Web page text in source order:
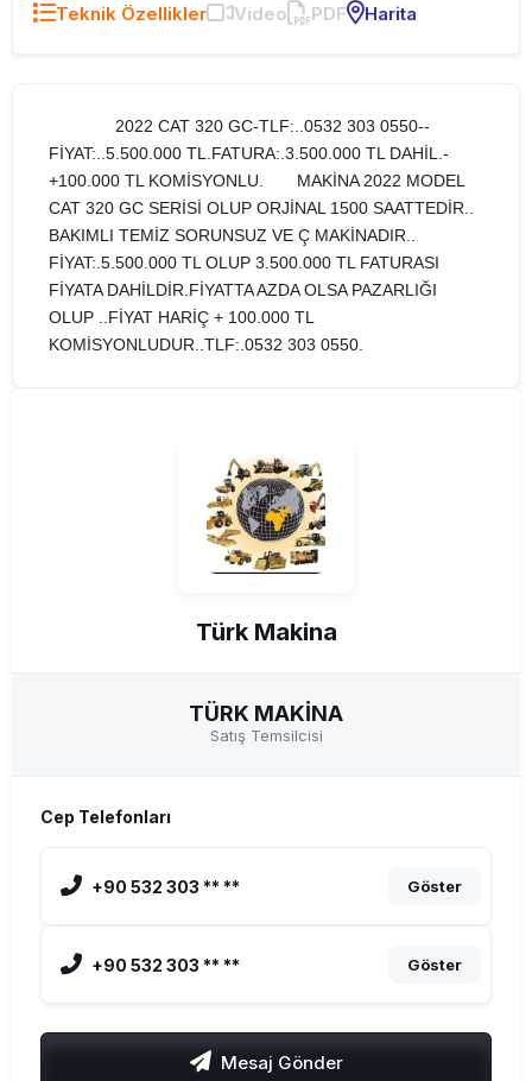
Teknik Özellikler Video PDF Harita
2022 CAT 320 GC-TLF:..0532 303 0550--
FİYAT:..5.500.000 TL.FATURA:.3.500.000 TL DAHİL.-
+100.000 TL KOMİSYONLU. MAKİNA 2022 MODEL
CAT 320 GC SERİSİ OLUP ORJİNAL 1500 SAATTEDİR..
BAKIMLI TEMİZ SORUNSUZ VE Ç MAKİNADIR..
FİYAT:.5.500.000 TL OLUP 3.500.000 TL FATURASI
FİYATA DAHİLDİR.FİYATTA AZDA OLSA PAZARLIĞI
OLUP ..FİYAT HARİÇ + 100.000 TL
KOMİSYONLUDUR..TLF:.0532 303 0550.
Türk Makina
TÜRK MAKİNA
Satış Temsilcisi
Cep Telefonları
+90 532 303 ** ** Göster
+90 532 303 ** ** Göster
Mesaj Gönder